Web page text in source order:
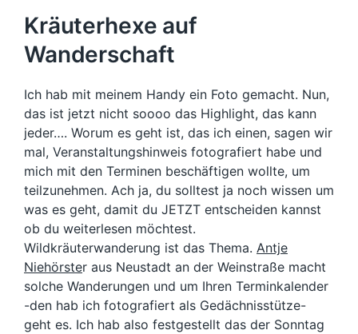
Kräuterhexe auf
Wanderschaft
Ich hab mit meinem Handy ein Foto gemacht. Nun,
das ist jetzt nicht soooo das Highlight, das kann
jeder…. Worum es geht ist, das ich einen, sagen wir
mal, Veranstaltungshinweis fotografiert habe und
mich mit den Terminen beschäftigen wollte, um
teilzunehmen. Ach ja, du solltest ja noch wissen um
was es geht, damit du JETZT entscheiden kannst
ob du weiterlesen möchtest.
Wildkräuterwanderung ist das Thema. Antje
Niehörster aus Neustadt an der Weinstraße macht
solche Wanderungen und um Ihren Terminkalender
-den hab ich fotografiert als Gedächnisstütze-
geht es. Ich hab also festgestellt das der Sonntag